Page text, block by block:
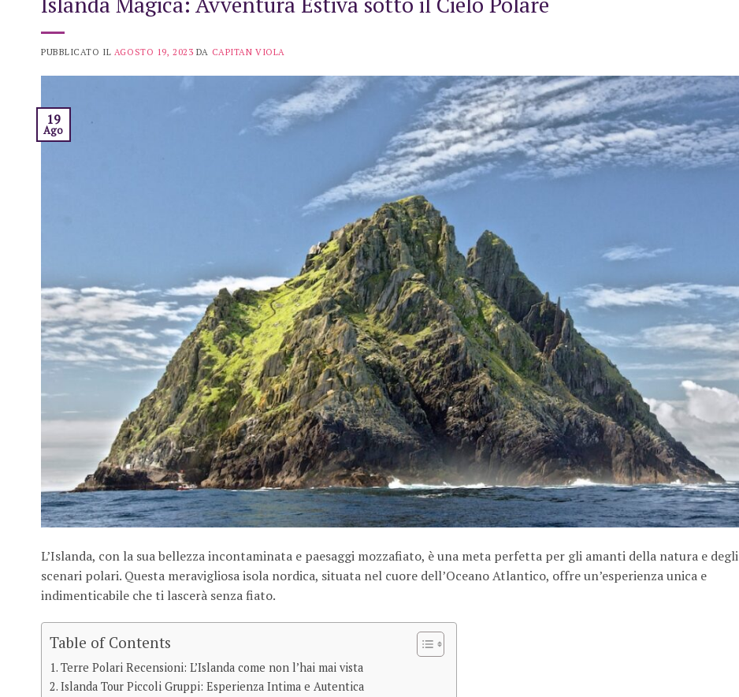
PUBBLICATO IL AGOSTO 19, 2023 DA CAPITAN VIOLA
19
Ago
L’Islanda, con la sua bellezza incontaminata e paesaggi mozzafiato, è una meta perfetta per gli amanti della natura e degli
scenari polari. Questa meravigliosa isola nordica, situata nel cuore dell’Oceano Atlantico, offre un’esperienza unica e
indimenticabile che ti lascerà senza fiato.
Table of Contents
Terre Polari Recensioni: L’Islanda come non l’hai mai vista
Islanda Tour Piccoli Gruppi: Esperienza Intima e Autentica